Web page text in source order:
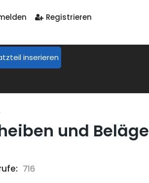
Registrieren
inserieren
und Beläge
716